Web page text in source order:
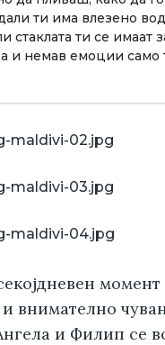
ти има влезено
стаклата ти се имаат
и немав емоции само
и внимателно
и Филип се